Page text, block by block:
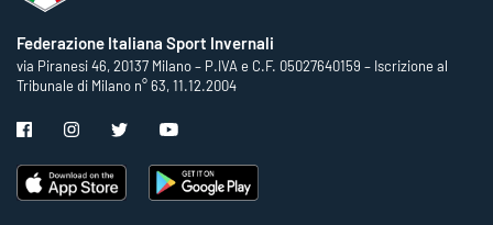
Federazione Italiana Sport Invernali
via Piranesi 46, 20137 Milano – P.IVA e C.F. 05027640159 – Iscrizione al
Tribunale di Milano n° 63, 11.12.2004